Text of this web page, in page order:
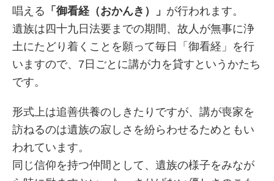
唱える 「御看経（おかんき）」 が行われます。
遺族は四十九日法要までの期間、故人が無事に浄
土にたどり着くことを願って毎日「御看経」を行
いますので、7日ごとに講が力を貸すというかたち
です。
形式上は追善供養のしきたりですが、講が喪家を
訪ねるのは遺族の寂しさを紛らわせるためともい
われています。
同じ信仰を持つ仲間として、遺族の様子をみなが